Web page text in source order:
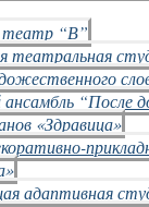
“В”
театральная
ансамбль “После
«Здравица»
адаптивная